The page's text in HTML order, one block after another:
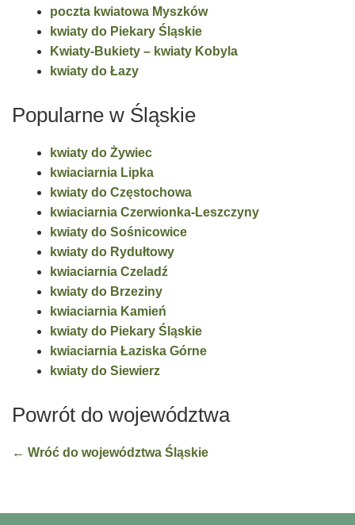
poczta kwiatowa Myszków
kwiaty do Piekary Śląskie
Kwiaty-Bukiety – kwiaty Kobyla
kwiaty do Łazy
Popularne w Śląskie
kwiaty do Żywiec
kwiaciarnia Lipka
kwiaty do Częstochowa
kwiaciarnia Czerwionka-Leszczyny
kwiaty do Sośnicowice
kwiaty do Rydułtowy
kwiaciarnia Czeladź
kwiaty do Brzeziny
kwiaciarnia Kamień
kwiaty do Piekary Śląskie
kwiaciarnia Łaziska Górne
kwiaty do Siewierz
Powrót do województwa
← Wróć do województwa Śląskie